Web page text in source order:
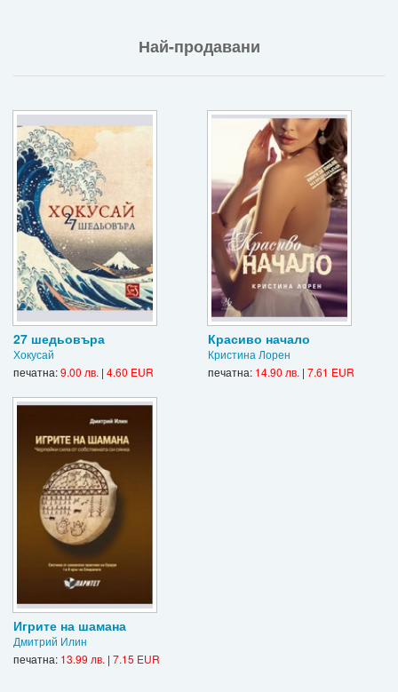
Най-продавани
27 шедьовъра
Хокусай
печатна:9.00 лв. | 4.60 EUR
Красиво начало
Кристина Лорен
печатна: 14.90 лв. | 7.61 EUR
Игрите на шамана
Дмитрий Илин
печатна: 13.99 лв. | 7.15 EUR